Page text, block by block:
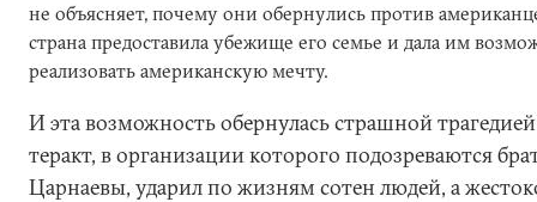
не объясняет, почему они обернулись против
страна предоставила убежище его семье и дала им
реализовать американскую мечту.
И эта возможность обернулась страшной
теракт, в организации которого подозреваются
Царнаевы, ударил по жизням сотен людей, а